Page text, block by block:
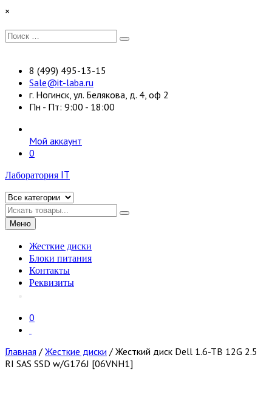
Перейти
содержимому
×
Искать:
Поиск
8 (499) 495-13-15
Sale@it-laba.ru
г. Ногинск, ул. Белякова, д. 4, оф 2
Пн - Пт: 9:00 - 18:00
Мой аккаунт
0
Лаборатория IT
Искать
Меню
Жесткие диски
Блоки питания
Контакты
Реквизиты
0
Главная / Жесткие диски / Жесткий диск Dell 1.6-TB 12G 2.5
RI SAS SSD w/G176J [06VNH1]